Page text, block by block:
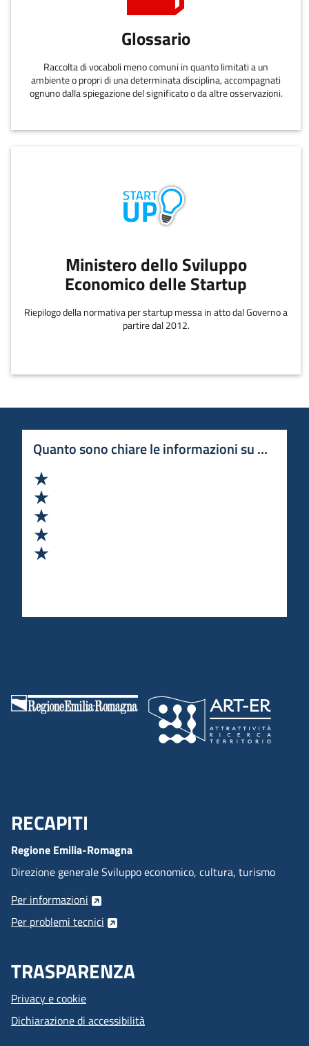
Glossario
Raccolta di vocaboli meno comuni in quanto limitati a un
ambiente o propri di una determinata disciplina, accompagnati
ognuno dalla spiegazione del significato o da altre osservazioni.
Ministero dello Sviluppo
Economico delle Startup
Riepilogo della normativa per startup messa in atto dal Governo a
partire dal 2012.
Quanto sono chiare le informazioni su questa
Menu Footer
RECAPITI
Regione Emilia-Romagna
Direzione generale Sviluppo economico, cultura, turismo
Per informazioni
Per problemi tecnici
TRASPARENZA
Privacy e cookie
Dichiarazione di accessibilità